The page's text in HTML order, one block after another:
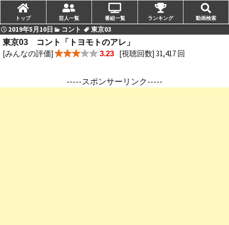
2019年5月10日 コント
東京03
東京03 コント「トヨモトのアレ」
[みんなの評価] 3.23 [視聴回数] 31,417 回
-----スポンサーリンク-----
トップ 芸人一覧 番組一覧 ランキング 動画検索